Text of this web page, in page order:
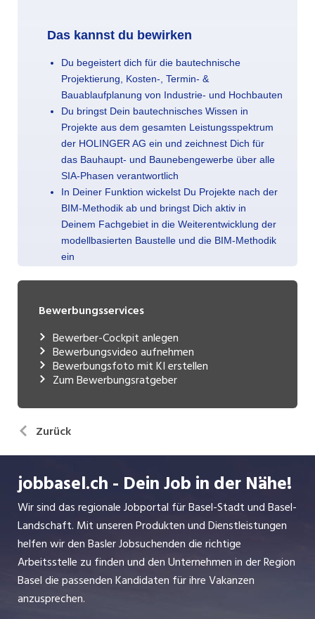
Bewerbungsservices
Bewerber-Cockpit anlegen
Bewerbungsvideo aufnehmen
Bewerbungsfoto mit KI erstellen
Zum Bewerbungsratgeber
Zurück
jobbasel.ch - Dein Job in der Nähe!
Wir sind das regionale Jobportal für Basel-Stadt und Basel-
Landschaft. Mit unseren Produkten und Dienstleistungen
helfen wir den Basler Jobsuchenden die richtige
Arbeitsstelle zu finden und den Unternehmen in der Region
Basel die passenden Kandidaten für ihre Vakanzen
anzusprechen.